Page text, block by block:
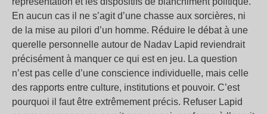
En aucun cas il ne s’agit d’une chasse aux sorcières, ni
de la mise au pilori d’un homme. Réduire le débat à une
querelle personnelle autour de Nadav Lapid reviendrait
précisément à manquer ce qui est en jeu. La question
n’est pas celle d’une conscience individuelle, mais celle
des rapports entre culture, institutions et pouvoir. C’est
pourquoi il faut être extrêmement précis. Refuser Lapid